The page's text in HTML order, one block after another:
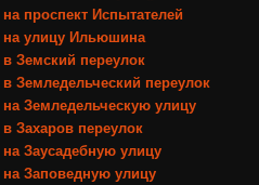
проспект Испытателей
улицу Ильюшина
Земский переулок
Земледельческий переулок
Земледельческую улицу
Захаров переулок
Заусадебную улицу
Заповедную улицу